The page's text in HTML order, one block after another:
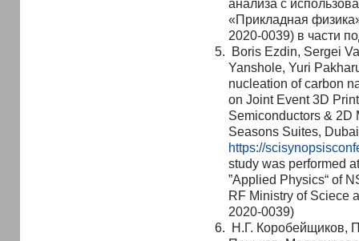
«Прикладная
2020-0039) в части
Boris Ezdin, Sergei
Yanshole, Yuri
nucleation of carbon
on Joint Event 3D
Semiconductors & 2D
Seasons Suites,
https://
study was performed
”Applied Physics“ of
RF Ministry of Sciece
2020-0039)
Н.Г. Коробейщиков,